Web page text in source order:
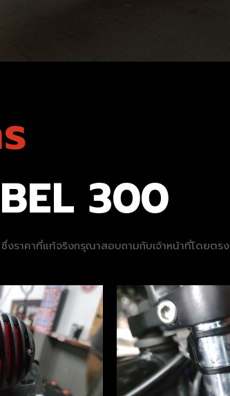
300
งราคาที่แท้จริงกรุณาสอบถามกับเจ้าหน้าที่โดยตรง